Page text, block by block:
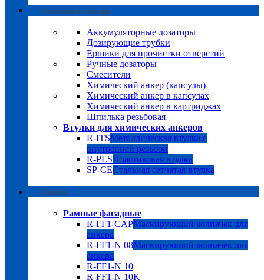
Химические анкера
Аккумуляторные дозаторы
Дозирующие трубки
Ершики для прочистки отверстий
Ручные дозаторы
Смесители
Химический анкер (капсулы)
Химический анкер в капсулах
Химический анкер в картриджах
Шпилька резьбовая
Втулки для химических анкеров
R-ITSМеталлическая втулка с
внутренней резьбой
R-PLSПластиковая втулка
SP-CEСтальная сетчатая втулка
Дюбели
Рамные фасадные
R-FF1-CAPМаскирующий колпачек для
анкера
R-FF1-N 08Маскирующий колпачек для
анкера
R-FF1-N 10
R-FF1-N 10K